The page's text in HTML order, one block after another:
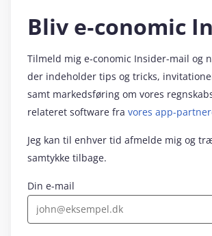
Bliv e‑conomic
Tilmeld mig e‑conomic Insider-mail og
der indeholder tips og tricks,
samt markedsføring om vores
relateret software fra vores app-
Jeg kan til enhver tid afmelde mig og
samtykke tilbage.
Din e-mail